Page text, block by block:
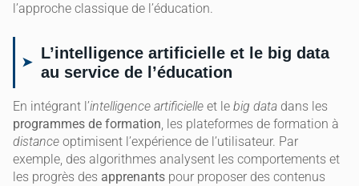
l’approche classique de l’éducation.
L’intelligence artificielle et le big data
au service de l’éducation
En intégrant l’intelligence artificielle et le big data dans les
programmes de formation, les plateformes de formation à
distance optimisent l’expérience de l’utilisateur. Par
exemple, des algorithmes analysent les comportements et
les progrès des apprenants pour proposer des contenus